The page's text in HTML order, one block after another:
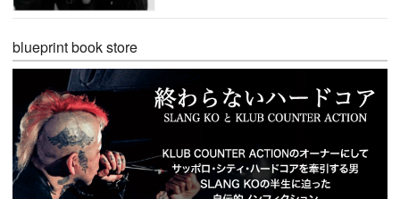
blueprint book store